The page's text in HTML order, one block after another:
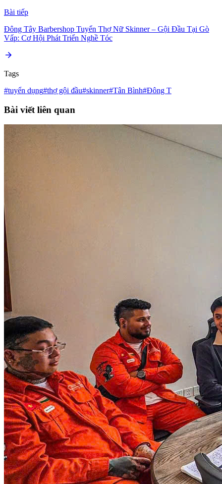
Bài tiếp
Đông Tây Barbershop Tuyển Thợ Nữ Skinner – Gội Đầu Tại Gò
Vấp: Cơ Hội Phát Triển Nghề Tóc
Tags
#tuyển dụng#thợ gội đầu#skinner#Tân Bình#Đông T
Bài viết liên quan